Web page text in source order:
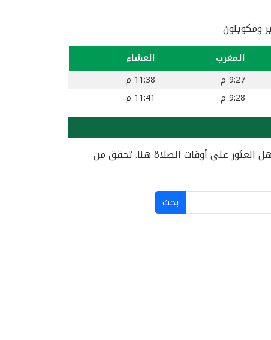
ومكويلون
المغرب العشاء
9:27 م
11:38 م
9:28 م 11:41 م
العثور على أوقات الصلاة هنا. تحقق من
بحث